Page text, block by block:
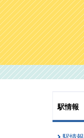
駅情報